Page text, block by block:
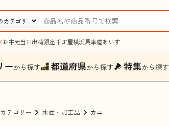
お中元当日出荷銀座千疋屋横浜馬車道あいす
ーから探す 都道府県から探す 特集から探す
カテゴリー 水産・加工品 カニ